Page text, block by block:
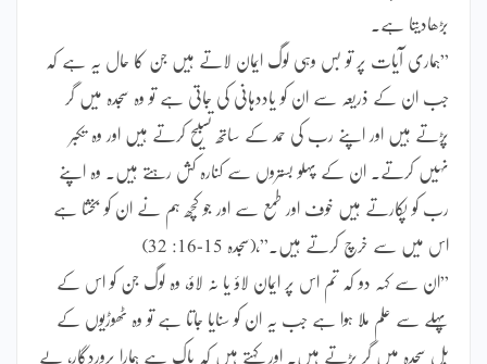
بڑھادیتا ہے۔
”ہماری آیات پر تو بس وہی لوگ ایمان لاتے ہیں جن کا حال یہ ہے کہ
جب ان کے ذریعہ سے ان کو یاددہانی کی جاتی ہے تو وہ سجدہ میں گر
پڑتے ہیں اور اپنے رب کی حمد کے ساتھ تسبیح کرتے ہیں اور وہ تکبر
نہیں کرتے۔ ان کے پہلو بستروں سے کنارہ کش رہتے ہیں۔ وہ اپنے
رب کو پکارتے ہیں خوف اور طمع سے اور جو کچھ ہم نے ان کو بخشا ہے
اس میں سے خرچ کرتے ہیں۔”،(سجدہ 15-16: 32)
”ان سے کہہ دو کہ تم اس پر ایمان لاؤ یا نہ لاؤ، وہ لوگ جن کو اس کے
پہلے سے علم ملا ہوا ہے جب یہ ان کو سنایا جاتا ہے تو وہ ٹھوڑیوں کے
بل سجدہ میں گر پڑتے ہیں۔ اور کہتے ہیں کہ پاک ہے ہمارا پروردگار، بے